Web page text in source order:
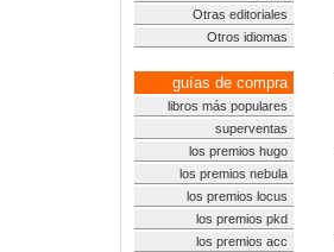
Otras editoriales
Otros idiomas
guías de compra
libros más populares
superventas
los premios hugo
los premios nebula
los premios locus
los premios pkd
los premios acc